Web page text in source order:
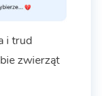
i trud
zwierząt